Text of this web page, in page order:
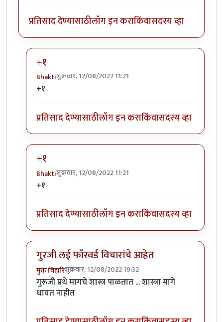
प्रतिसाद देण्यासाठीलॉग इन कराकिंवासदस्य व्हा
+१
Bhaktiशुक्रवार, 12/08/2022 11:21
In reply to
+१
प्रतिसाद देण्यासाठीलॉग इन कराकिंवासदस्य व्हा
+१
Bhaktiशुक्रवार, 12/08/2022 11:21
In reply to
+१
प्रतिसाद देण्यासाठीलॉग इन कराकिंवासदस्य व्हा
गुरजी लई फॉरवर्ड विचारांचे आहेत
मुक्त विहारिशुक्रवार, 12/08/2022 19:32
In reply toअग्नीbyकपिलमुनी
गुरूजी प्रथे मागचे शास्त्र पाळतात ... शास्त्रा मागे
धावत नाहीत